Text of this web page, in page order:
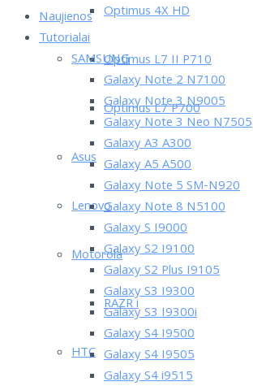
Optimus 4X HD
Optimus L7 II P710
Optimus L7 P700
Asus
Lenovo
Motorola
RAZR i
HTC
Naujienos
Tutorialai
SAMSUNG
Galaxy Note 2 N7100
Galaxy Note 3 N9005
Galaxy Note 3 Neo N7505
Galaxy A3 A300
Galaxy A5 A500
Galaxy Note 5 SM-N920
Galaxy Note 8 N5100
Galaxy S I9000
Galaxy S2 I9100
Galaxy S2 Plus I9105
Galaxy S3 I9300
Galaxy S3 I9300i
Galaxy S4 I9500
Galaxy S4 I9505
Galaxy S4 i9515